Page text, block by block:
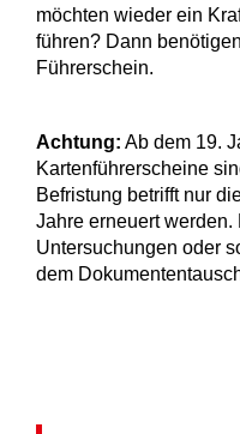
möchten wieder ein
führen? Dann
Führerschein.
Achtung: Ab dem 19.
Kartenführerscheine
Befristung betrifft nur
Jahre erneuert
Untersuchungen oder
dem